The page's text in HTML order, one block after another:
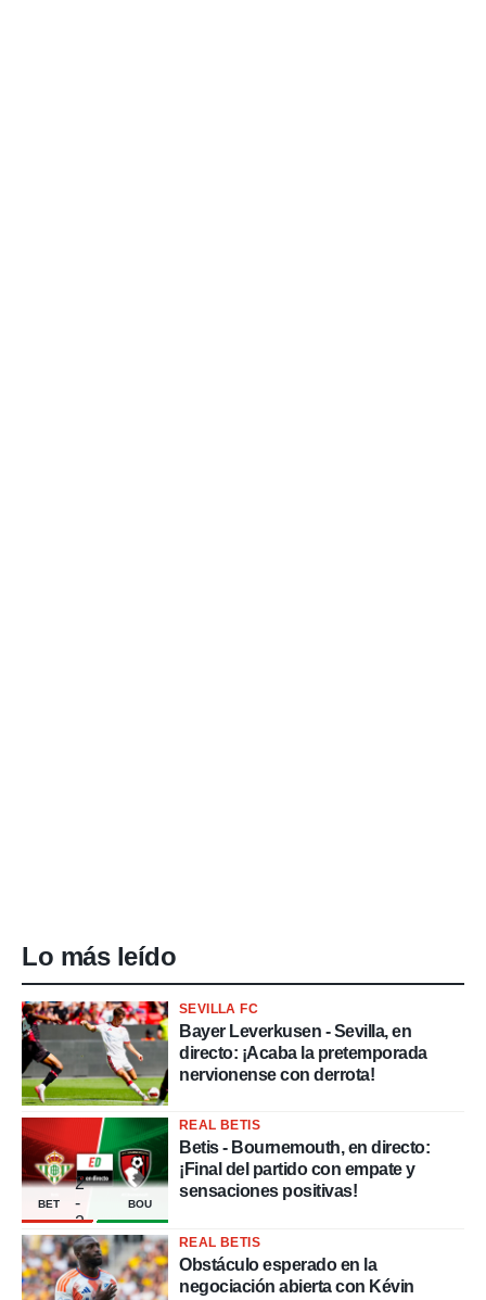
Lo más leído
SEVILLA FC
Bayer Leverkusen - Sevilla, en
directo: ¡Acaba la pretemporada
nervionense con derrota!
BET
2
-
2
BOU
REAL BETIS
Betis - Bournemouth, en directo:
¡Final del partido con empate y
sensaciones positivas!
REAL BETIS
Obstáculo esperado en la
negociación abierta con Kévin